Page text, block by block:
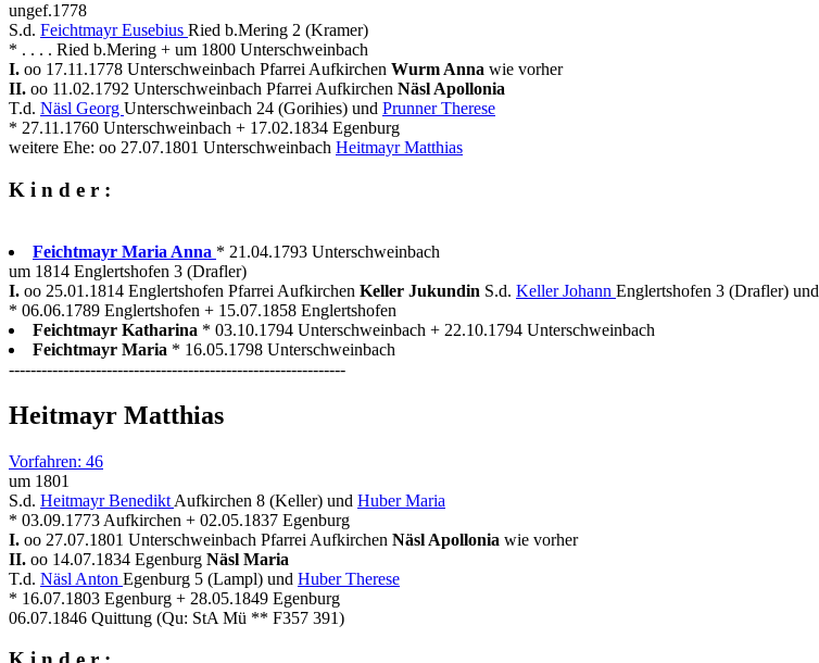
ungef.1778
S.d. Feichtmayr Eusebius Ried b.Mering 2 (Kramer)
* . . . . Ried b.Mering + um 1800 Unterschweinbach
I. oo 17.11.1778 Unterschweinbach Pfarrei Aufkirchen Wurm Anna wie vorher
II. oo 11.02.1792 Unterschweinbach Pfarrei Aufkirchen Näsl Apollonia
T.d. Näsl Georg Unterschweinbach 24 (Gorihies) und Prunner Therese
* 27.11.1760 Unterschweinbach + 17.02.1834 Egenburg
weitere Ehe: oo 27.07.1801 Unterschweinbach Heitmayr Matthias
K i n d e r :
Feichtmayr Maria Anna * 21.04.1793 Unterschweinbach
um 1814 Englertshofen 3 (Drafler)
I. oo 25.01.1814 Englertshofen Pfarrei Aufkirchen Keller Jukundin S.d. Keller Johann Englertshofen 3 (Drafler) und
* 06.06.1789 Englertshofen + 15.07.1858 Englertshofen
Feichtmayr Katharina * 03.10.1794 Unterschweinbach + 22.10.1794 Unterschweinbach
Feichtmayr Maria * 16.05.1798 Unterschweinbach
--------------------------------------------------------------
Heitmayr Matthias
Vorfahren: 46
um 1801
S.d. Heitmayr Benedikt Aufkirchen 8 (Keller) und Huber Maria
* 03.09.1773 Aufkirchen + 02.05.1837 Egenburg
I. oo 27.07.1801 Unterschweinbach Pfarrei Aufkirchen Näsl Apollonia wie vorher
II. oo 14.07.1834 Egenburg Näsl Maria
T.d. Näsl Anton Egenburg 5 (Lampl) und Huber Therese
* 16.07.1803 Egenburg + 28.05.1849 Egenburg
06.07.1846 Quittung (Qu: StA Mü ** F357 391)